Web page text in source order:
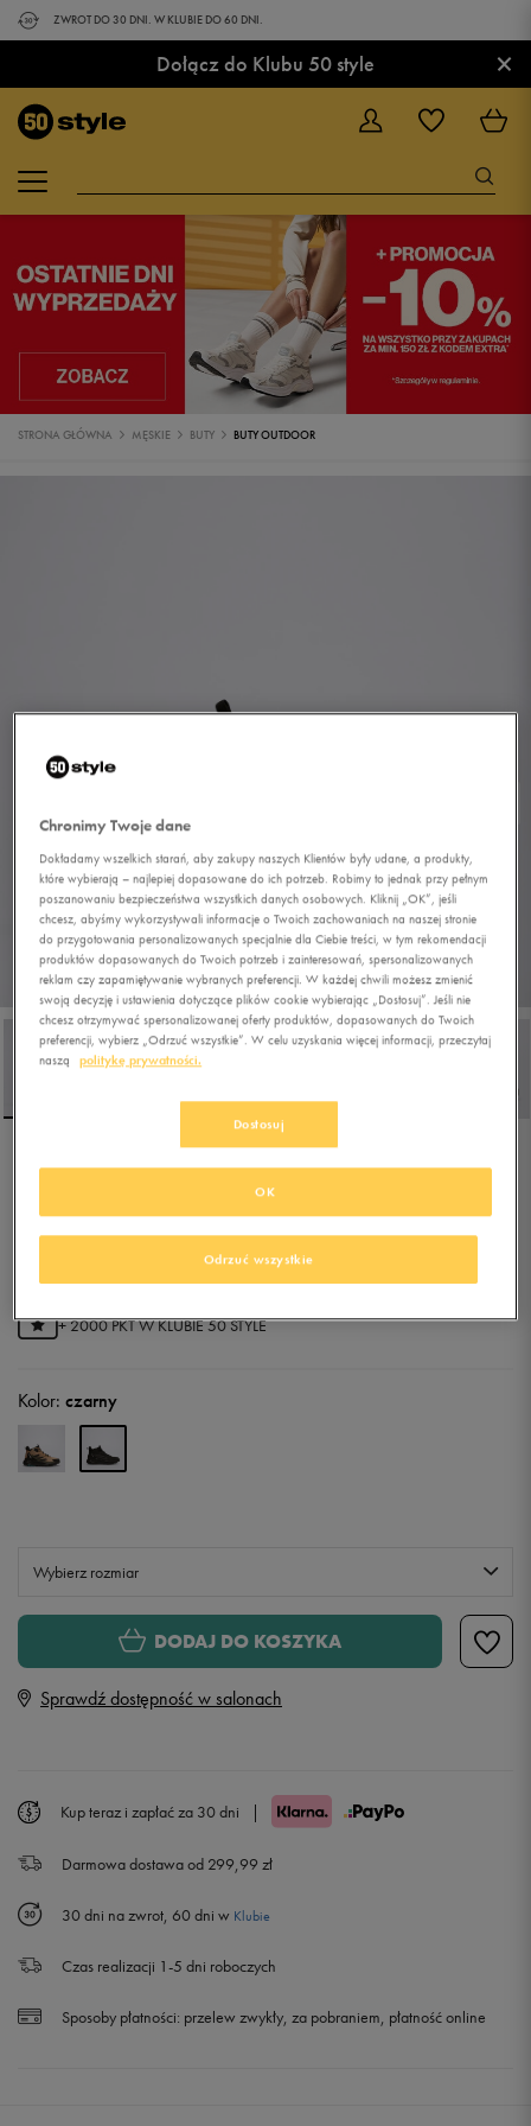
ZWROT DO 30 DNI. W KLUBIE DO 60 DNI.
Dołącz do Klubu 50 style ×
STRONA GŁÓWNA MĘSKIE BUTY BUTY OUTDOOR
ADIDAS TERREX
399,99złz Vat
+ 2000 PKT WKLUBIE 50 STYLE
Kolor: czarny
Wybierz rozmiar
Rozmiary EU
41 1/3 26 cm
42 2/3 27 cm Powiadom o dostępności
43 1/3 27,5 cm
44 28 cm
DODAJ DO KOSZYKA
Sprawdź dostępność w salonach
Kup teraz i zapłać za 30 dni |
Darmowa dostawa od 299,99 zł
30 dni na zwrot, 60 dni w Klubie
Czas realizacji 1-5 dni roboczych
Sposoby płatności: przelew zwykły, za pobraniem, płatność online
Chronimy Twoje dane
Dokładamy wszelkich starań, aby zakupy naszych Klientów były udane, a produkty,
które wybierają – najlepiej dopasowane do ich potrzeb. Robimy to jednak przy pełnym
poszanowaniu bezpieczeństwa wszystkich danych osobowych. Kliknij „OK”, jeśli
chcesz, abyśmy wykorzystywali informacje o Twoich zachowaniach na naszej stronie
do przygotowania personalizowanych specjalnie dla Ciebie treści, w tym rekomendacji
produktów dopasowanych do Twoich potrzeb i zainteresowań, spersonalizowanych
reklam czy zapamiętywanie wybranych preferencji. W każdej chwili możesz zmienić
swoją decyzję i ustawienia dotyczące plików cookie wybierając „Dostosuj”. Jeśli nie
chcesz otrzymywać spersonalizowanej oferty produktów, dopasowanych do Twoich
preferencji, wybierz „Odrzuć wszystkie”. W celu uzyskania więcej informacji, przeczytaj
naszą
politykę prywatności.
Dostosuj
Odrzuć wszystkie
OK